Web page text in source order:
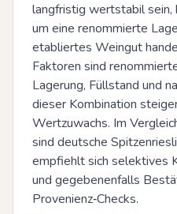
langfristig wertstabil sein,
um eine renommierte
etabliertes Weingut
Faktoren sind
Lagerung, Füllstand und
dieser Kombination
Wertzuwachs. Im
sind deutsche
empfiehlt sich selektives
und gegebenenfalls
Provenienz‑Checks.